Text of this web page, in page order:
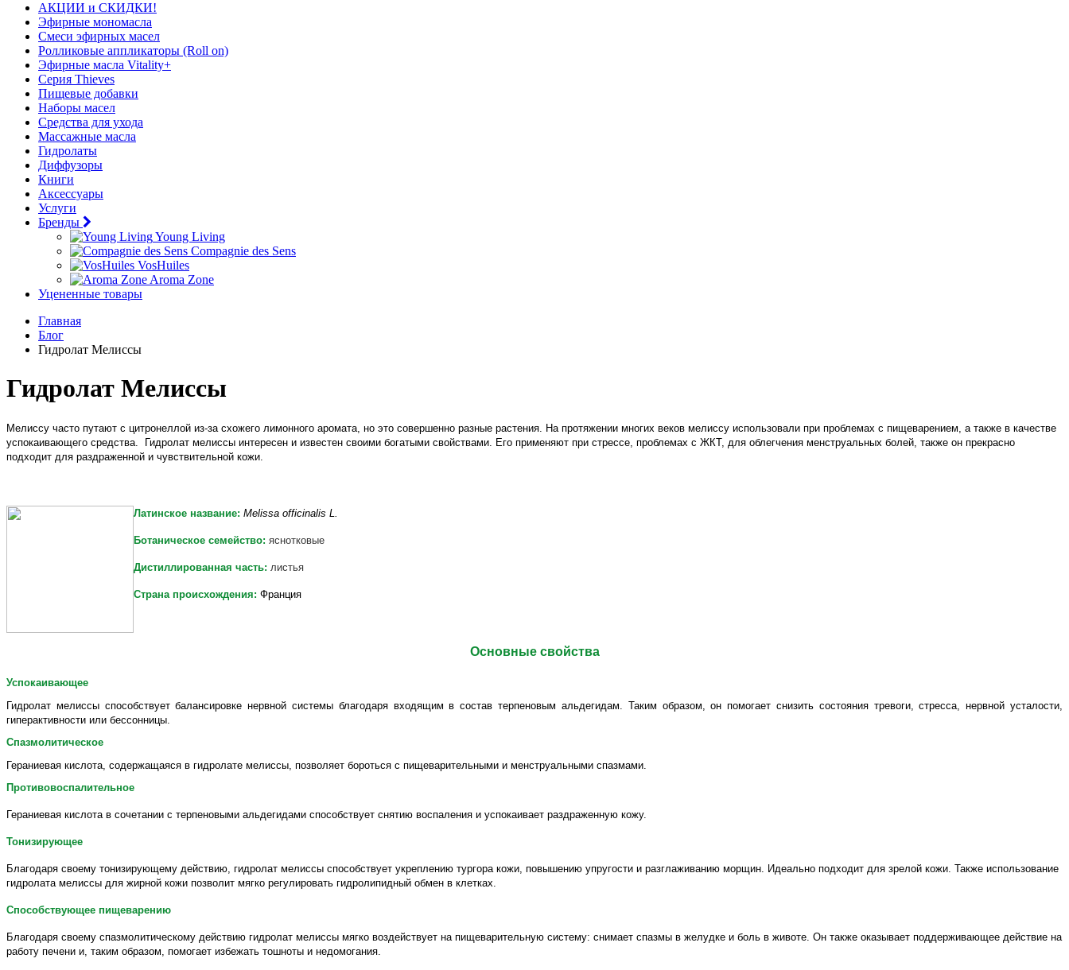
АКЦИИ и СКИДКИ!
Эфирные мономасла
Смеси эфирных масел
Ролликовые аппликаторы (Roll on)
Эфирные масла Vitality+
Серия Thieves
Пищевые добавки
Наборы масел
Средства для ухода
Массажные масла
Гидролаты
Диффузоры
Книги
Аксессуары
Услуги
Бренды
Young Living
Compagnie des Sens
VosHuiles
Aroma Zone
Уцененные товары
Главная
Блог
Гидролат Мелиссы
Гидролат Мелиссы
Мелиссу часто путают с цитронеллой из-за схожего лимонного аромата, но это совершенно разные растения. На протяжении многих веков мелиссу использовали при проблемах с пищеварением, а также в качестве
успокаивающего средства. Гидролат мелиссы интересен и известен своими богатыми свойствами. Его применяют при стрессе, проблемах с ЖКТ, для облегчения менструальных болей, также он прекрасно
подходит для раздраженной и чувствительной кожи.
Латинское название: Melissa officinalis L.
Ботаническое семейство: яснотковые
Дистиллированная часть: листья
Страна происхождения: Франция
Основные свойства
Успокаивающее
Гидролат мелиссы способствует балансировке нервной системы благодаря входящим в состав терпеновым альдегидам. Таким образом, он помогает снизить состояния тревоги, стресса, нервной усталости,
гиперактивности или бессонницы.
Спазмолитическое
Гераниевая кислота, содержащаяся в гидролате мелиссы, позволяет бороться с пищеварительными и менструальными спазмами.
Противовоспалительное
Гераниевая кислота в сочетании с терпеновыми альдегидами способствует снятию воспаления и успокаивает раздраженную кожу.
Тонизирующее
Благодаря своему тонизирующему действию, гидролат мелиссы способствует укреплению тургора кожи, повышению упругости и разглаживанию морщин. Идеально подходит для зрелой кожи. Также использование
гидролата мелиссы для жирной кожи позволит мягко регулировать гидролипидный обмен в клетках.
Способствующее пищеварению
Благодаря своему спазмолитическому действию гидролат мелиссы мягко воздействует на пищеварительную систему: снимает спазмы в желудке и боль в животе. Он также оказывает поддерживающее действие на
работу печени и, таким образом, помогает избежать тошноты и недомогания.